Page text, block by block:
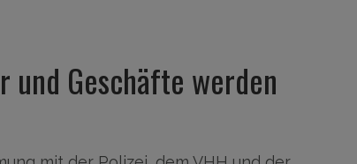
und Geschäfte werden